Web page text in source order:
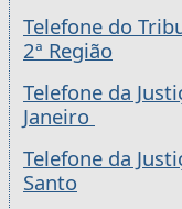
Telefone do
2ª Região
Telefone da
Janeiro
Telefone da
Santo